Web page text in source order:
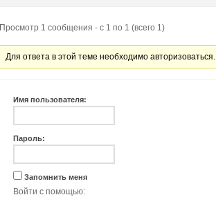
Просмотр 1 сообщения - с 1 по 1 (всего 1)
Для ответа в этой теме необходимо авторизоваться.
Имя пользователя:
Пароль:
Запомнить меня
Войти с помощью: